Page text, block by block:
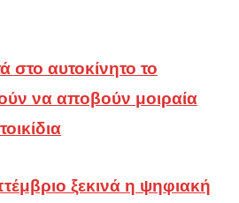
στο αυτοκίνητο το
να αποβούν μοιραία
ξεκινά η ψηφιακή